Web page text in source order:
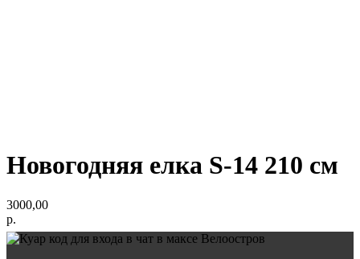
Новогодняя елка S-14 210 см
3000,00
р.